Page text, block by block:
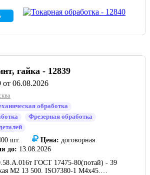
размеры по чертежу. 8 шт. Как
сделать? Заказ очень срочный.
гайка - 12839
06.08.2026
обработка
Фрезерная обработка
шт. Цена: договорная
до: 13.08.2026
ГОСТ 17475-80(потай) - 39
М2 13 500. ISO7380-1 М4х45.